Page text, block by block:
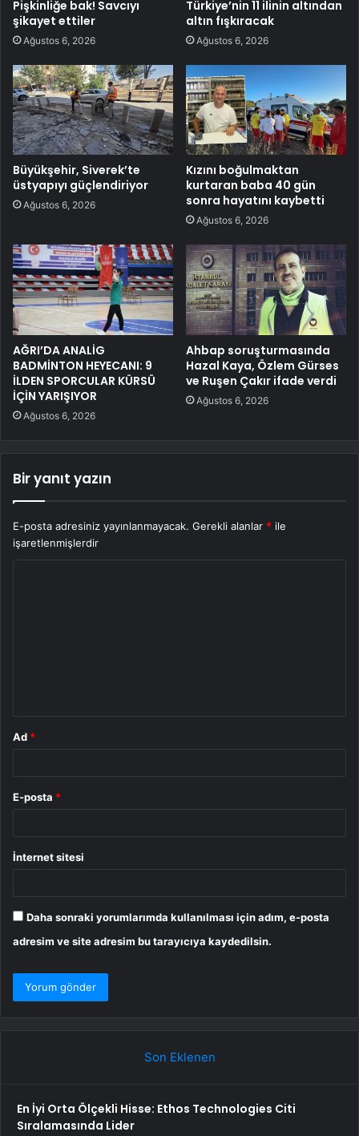
Pişkinliğe bak! Savcıyı
şikayet ettiler
Ağustos 6, 2026
Türkiye’nin 11 ilinin altından
altın fışkıracak
Ağustos 6, 2026
Büyükşehir, Siverek’te
üstyapıyı güçlendiriyor
Ağustos 6, 2026
Kızını boğulmaktan
kurtaran baba 40 gün
sonra hayatını kaybetti
Ağustos 6, 2026
AĞRI’DA ANALİG
BADMİNTON HEYECANI: 9
İLDEN SPORCULAR KÜRSÜ
İÇİN YARIŞIYOR
Ağustos 6, 2026
Ahbap soruşturmasında
Hazal Kaya, Özlem Gürses
ve Ruşen Çakır ifade verdi
Ağustos 6, 2026
Bir yanıt yazın
E-posta adresiniz yayınlanmayacak. Gerekli alanlar * ile
işaretlenmişlerdir
Ad *
E-posta *
İnternet sitesi
Daha sonraki yorumlarımda kullanılması için adım, e-posta
adresim ve site adresim bu tarayıcıya kaydedilsin.
Son Eklenen
En İyi Orta Ölçekli Hisse: Ethos Technologies Citi
Sıralamasında Lider